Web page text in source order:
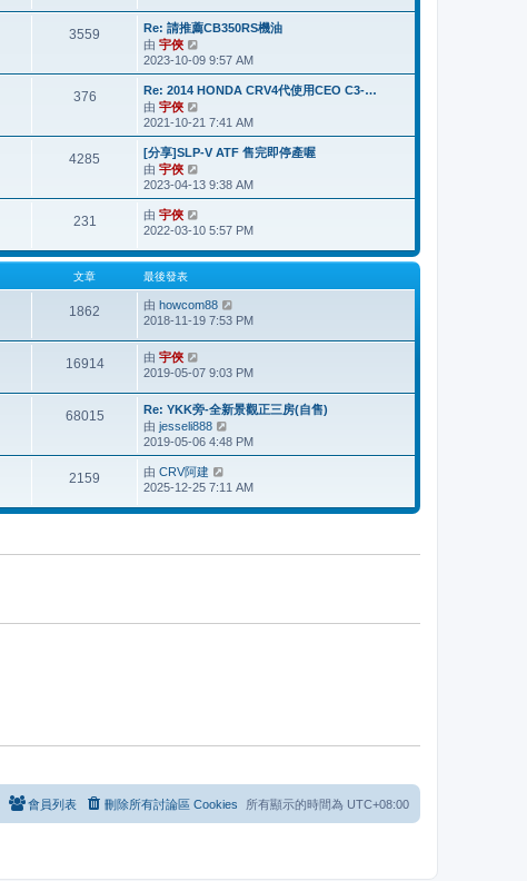
最
後
表
3559
Re: 請推薦CB350RS機油
由 宇俠
視
最
後
表
2023-10-09 9:57 AM
376
Re: 2014 HONDA CRV4代使用CEO C3-…
由 宇俠
視
最
後
表
2021-10-21 7:41 AM
4285
[分享]SLP-V ATF 售完即停產喔
由 宇俠
視
最
發
表
2023-04-13 9:38 AM
231 由 宇俠
視
最
後
表
2022-03-10 5:57 PM
文章 最後發表
1862 由 howcom88
視
最
發
2018-11-19 7:53 PM
16914 由 宇俠
視
最
後
發
表
2019-05-07 9:03 PM
68015
Re: YKK旁-全新景觀正三房(自售)
由 jesseli888
視
最
發
表
2019-05-06 4:48 PM
2159 由 CRV阿建
視
最
表
2025-12-25 7:11 AM
所有顯示的時間為 UTC+08:00
刪除所有討論區 Cookies
會員列表